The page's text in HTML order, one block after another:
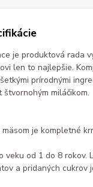
je produktová rada
len to najlepšie.
prírodnými
miláčikom.
je kompletné
veku od 1 do 8 rokov.
a pridaných cukrov